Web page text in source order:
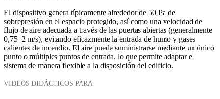
El dispositivo genera típicamente alrededor de 50 Pa de
sobrepresión en el espacio protegido, así como una velocidad de
flujo de aire adecuada a través de las puertas abiertas (generalmente
0,75–2 m/s), evitando eficazmente la entrada de humo y gases
calientes de incendio. El aire puede suministrarse mediante un único
punto o múltiples puntos de entrada, lo que permite adaptar el
sistema de manera flexible a la disposición del edificio.
VIDEOS DIDÁCTICOS PARA